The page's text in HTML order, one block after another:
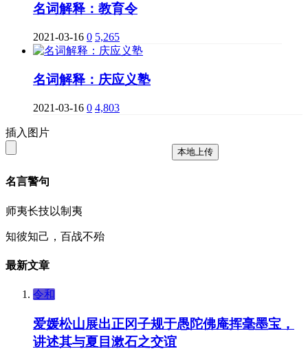
名词解释：教育令
2021-03-16 0 5,265
名词解释：庆应义塾
2021-03-16 0 4,803
插入图片
本地上传
名言警句
师夷长技以制夷
知彼知己，百战不殆
最新文章
令和
爱媛松山展出正冈子规于愚陀佛庵挥毫墨宝，
讲述其与夏目漱石之交谊